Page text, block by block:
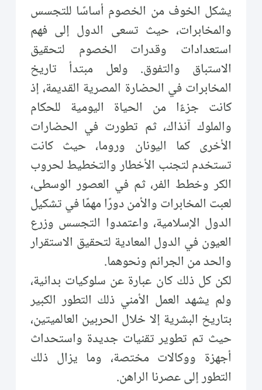
يشكل الخوف من الخصوم أساسًا للتجسس
والمخابرات، حيث تسعى الدول إلى فهم
استعدادات وقدرات الخصوم لتحقيق
الاستباق والتفوق. ولعل مبتدأ تاريخ
المخابرات في الحضارة المصرية القديمة، إذ
كانت جزءًا من الحياة اليومية للحكام
والملوك آنذاك، ثم تطورت في الحضارات
الأخرى كما اليونان وروما، حيث كانت
تستخدم لتجنب الأخطار والتخطيط لحروب
الكر وخطط الفر، ثم في العصور الوسطى،
لعبت المخابرات والأمن دورًا مهمًا في تشكيل
الدول الإسلامية، واعتمدوا التجسس وزرع
العيون في الدول المعادية لتحقيق الاستقرار
والحد من الجرائم ونحوهما.
لكن كل ذلك كان عبارة عن سلوكيات بدائية،
ولم يشهد العمل الأمني ذلك التطور الكبير
بتاريخ البشرية إلا خلال الحربين العالميتين،
حيث تم تطوير تقنيات جديدة واستحداث
أجهزة ووكالات مختصة، وما يزال ذلك
التطور إلى عصرنا الراهن.